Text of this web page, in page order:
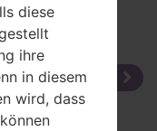
diese
ihre
in diesem
wird, dass